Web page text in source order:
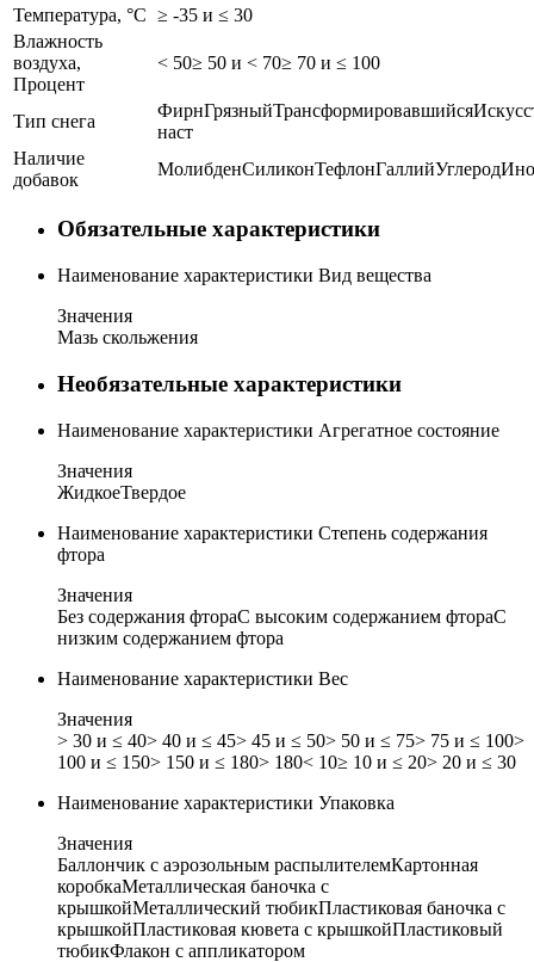
Температура, °C ≥ -35 и ≤ 30
Влажность
воздуха,
Процент
< 50≥ 50 и < 70≥ 70 и ≤ 100
Тип снега
ФирнГрязныйТрансформировавшийся
наст
Наличие
добавок
МолибденСиликонТефлонГаллийУглерод
Обязательные характеристики
Наименование характеристики Вид вещества
Значения
Мазь скольжения
Необязательные характеристики
Наименование характеристики Агрегатное состояние
Значения
ЖидкоеТвердое
Наименование характеристики Степень содержания
фтора
Значения
Без содержания фтораС высоким содержанием фтораС
низким содержанием фтора
Наименование характеристики Вес
Значения
> 30 и ≤ 40> 40 и ≤ 45> 45 и ≤ 50> 50 и ≤ 75> 75 и ≤ 100>
100 и ≤ 150> 150 и ≤ 180> 180< 10≥ 10 и ≤ 20> 20 и ≤ 30
Наименование характеристики Упаковка
Значения
Баллончик с аэрозольным распылителемКартонная
коробкаМеталлическая баночка с
крышкойМеталлический тюбикПластиковая баночка с
крышкойПластиковая кювета с крышкойПластиковый
тюбикФлакон с аппликатором